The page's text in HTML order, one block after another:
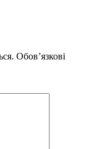
Обов’язкові